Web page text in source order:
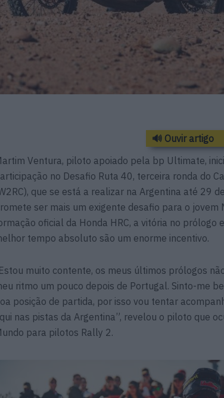
🔊 Ouvir artigo
Ventura, piloto apoiado pela bp Ultimate,
no Desafio Ruta 40, terceira ronda do
que se está a realizar na Argentina até 29
ser mais um exigente desafio para o
oficial da Honda HRC, a vitória no
tempo absoluto são um enorme incentivo.
muito contente, os meus últimos prólogos
ritmo um pouco depois de Portugal. Sinto-me
posição de partida, por isso vou tentar
nas pistas da Argentina”, revelou o piloto que
para pilotos Rally 2.